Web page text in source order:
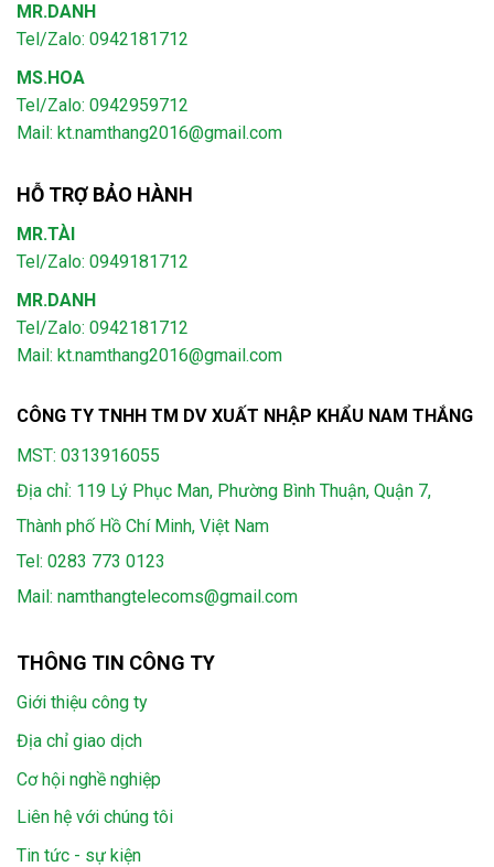
MR.DANH
Tel/Zalo: 0942181712
MS.HOA
Tel/Zalo: 0942959712
Mail: kt.namthang2016@gmail.com
HỖ TRỢ BẢO HÀNH
MR.TÀI
Tel/Zalo: 0949181712
MR.DANH
Tel/Zalo: 0942181712
Mail: kt.namthang2016@gmail.com
CÔNG TY TNHH TM DV XUẤT NHẬP KHẨU NAM THẮNG
MST: 0313916055
Địa chỉ: 119 Lý Phục Man, Phường Bình Thuận, Quận 7,
Thành phố Hồ Chí Minh, Việt Nam
Tel: 0283 773 0123
Mail: namthangtelecoms@gmail.com
THÔNG TIN CÔNG TY
Giới thiệu công ty
Địa chỉ giao dịch
Cơ hội nghề nghiệp
Liên hệ với chúng tôi
Tin tức - sự kiện